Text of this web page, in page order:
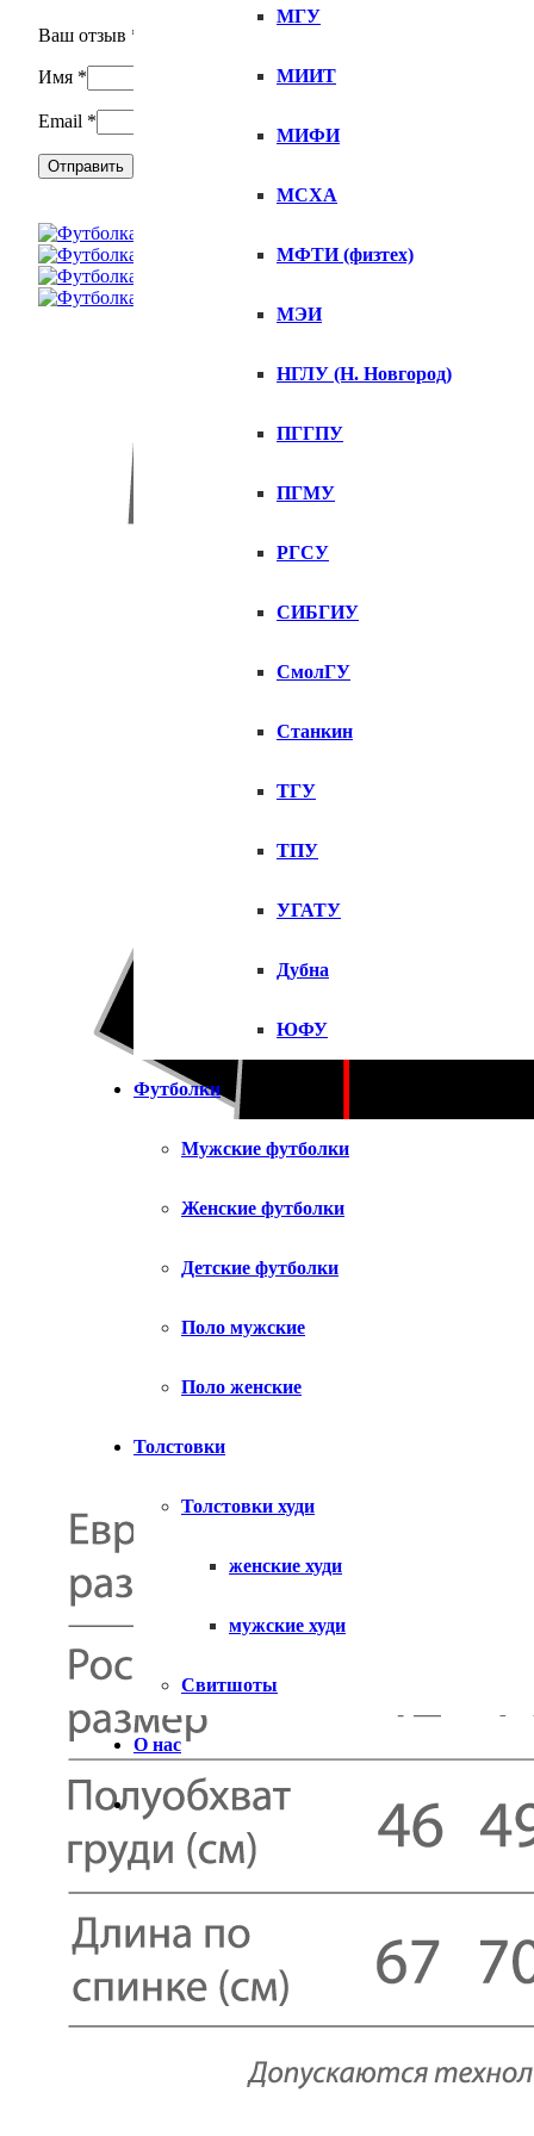
МГУ
МИИТ
МИФИ
МСХА
МФТИ (физтех)
МЭИ
НГЛУ (Н. Новгород)
ПГГПУ
ПГМУ
РГСУ
СИБГИУ
СмолГУ
Станкин
ТГУ
ТПУ
УГАТУ
Дубна
ЮФУ
Футболки
Мужские футболки
Женские футболки
Детские футболки
Поло мужские
Поло женские
Толстовки
Толстовки худи
женские худи
мужские худи
Свитшоты
О нас
Ваш отзыв *
Имя *
Email *